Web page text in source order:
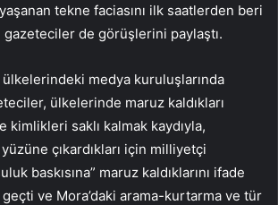
tekne faciasını ilk saatlerden beri
de görüşlerini paylaştı.
ülkelerindeki medya kuruluşlarında
ülkelerinde maruz kaldıkları
kimlikleri saklı kalmak kaydıyla,
yüzüne çıkardıkları için milliyetçi
baskısına” maruz kaldıklarını ifade
ve Mora’daki arama-kurtarma ve tür